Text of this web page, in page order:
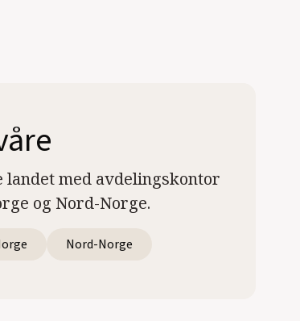
med avdelingskontor
og Nord-Norge.
Nord-Norge